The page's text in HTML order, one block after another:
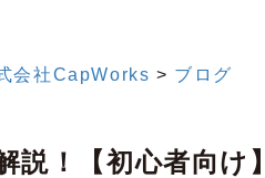
会社CapWorks > ブログ
説！【初心者向け】